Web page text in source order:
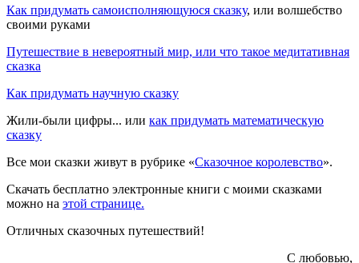
Как придумать самоисполняющуюся сказку, или волшебство
своими руками
Путешествие в невероятный мир, или что такое медитативная
сказка
Как придумать научную сказку
Жили-были цифры... или как придумать математическую
сказку
Все мои сказки живут в рубрике «Сказочное королевство».
Скачать бесплатно электронные книги с моими сказками
можно на этой странице.
Отличных сказочных путешествий!
С любовью,